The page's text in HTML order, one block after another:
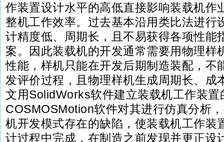
作装置设计水平的高低直接影响装载机作
整机工作效率。过去基本沿用类比法进行
计精度低、周期长，且不易获得各项性能
案。因此装载机的开发通常需要用物理样
性能，样机只能在开发后期制造装配，不
发评价过程，且物理样机生成周期长、成
文用SolidWorks软件建立装载机工作装置
COSMOSMotion软件对其进行仿真分析
机开发模式存在的缺陷，使装载机工作装
计过程中完成，在制造之前发现并更正设